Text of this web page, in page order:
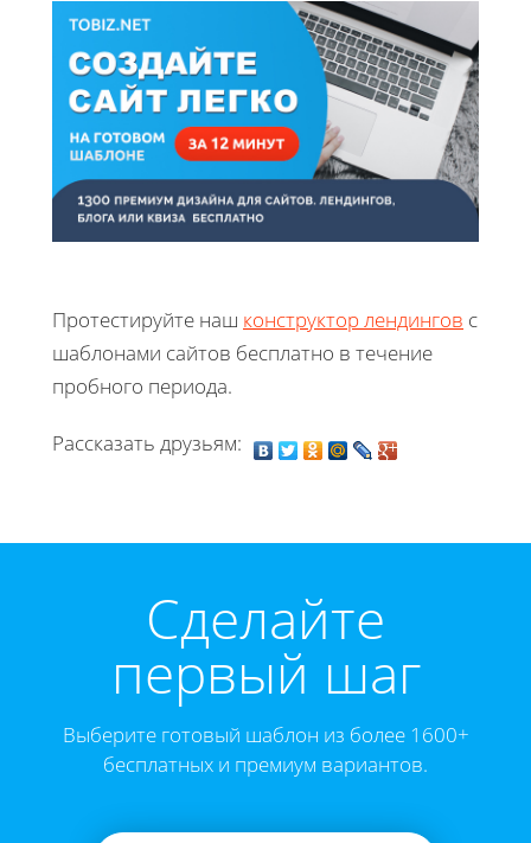
Протестируйте наш конструктор лендингов с
шаблонами сайтов бесплатно в течение
пробного периода.
Рассказать друзьям:
Cделайте
первый шаг
Выберите готовый шаблон из более 1600+
бесплатных и премиум вариантов.